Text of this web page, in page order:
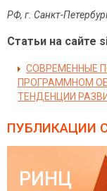
РФ, г. Санкт-
Статьи на сайте
СОВРЕМЕННЫЕ
ПРОГРАММНОМ
ТЕНДЕНЦИИ
ПУБЛИКАЦИИ
РИНЦ